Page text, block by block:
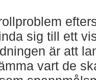
sig till ett
är att
vart de